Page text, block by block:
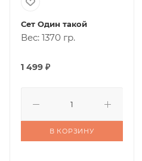
Сет Один такой
Вес: 1370 гр.
1 499 ₽
В КОРЗИНУ